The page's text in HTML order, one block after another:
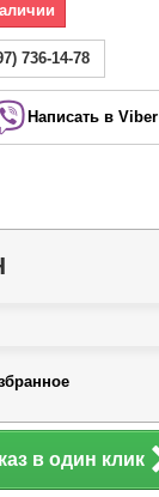
736-14-78
Написать в Viber
в один клик